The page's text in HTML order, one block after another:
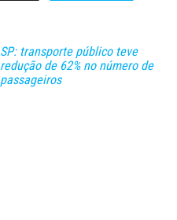
SP: transporte público teve
redução de 62% no número de
passageiros